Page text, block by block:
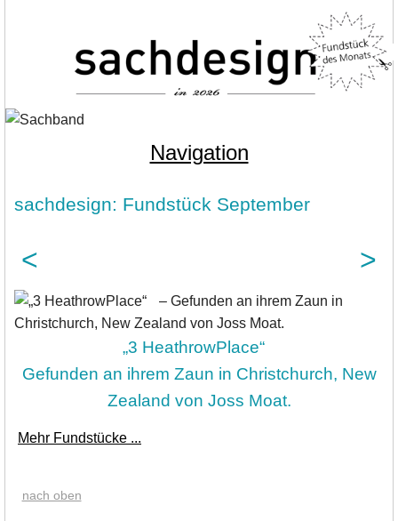
Navigation
sachdesign: Fundstück September
< >
„3 HeathrowPlace“
Gefunden an ihrem Zaun in Christchurch, New
Zealand von Joss Moat.
Mehr Fundstücke ...
nach oben